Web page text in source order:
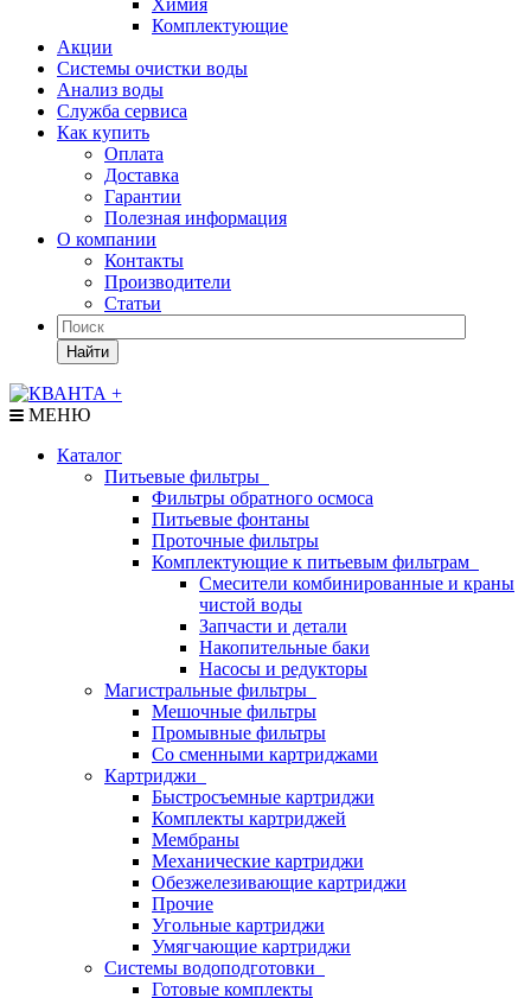
Химия
Комплектующие
Акции
Системы очистки воды
Анализ воды
Служба сервиса
Как купить
Оплата
Доставка
Гарантии
Полезная информация
О компании
Контакты
Производители
Статьи
Найти
МЕНЮ
Каталог
Питьевые фильтры
Фильтры обратного осмоса
Питьевые фонтаны
Проточные фильтры
Комплектующие к питьевым фильтрам
Смесители комбинированные и краны
чистой воды
Запчасти и детали
Накопительные баки
Насосы и редукторы
Магистральные фильтры
Мешочные фильтры
Промывные фильтры
Со сменными картриджами
Картриджи
Быстросъемные картриджи
Комплекты картриджей
Мембраны
Механические картриджи
Обезжелезивающие картриджи
Прочие
Угольные картриджи
Умягчающие картриджи
Системы водоподготовки
Готовые комплекты